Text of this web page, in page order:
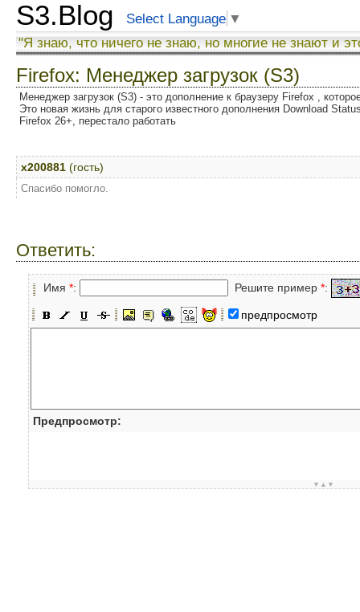
S3.Blog Select Language ▼
"Я знаю, что ничего не знаю, но многие не знают и
Firefox: Менеджер загрузок (S3)
Менеджер загрузок (S3) - это дополнение к браузеру Firefox ,
Это новая жизнь для старого известного дополнения Download
Firefox 26+, перестало работать
x200881 (гость)
Спасибо помогло.
Ответить:
Имя *: Решите пример *:
предпросмотр
Предпросмотр:
▼▲▼